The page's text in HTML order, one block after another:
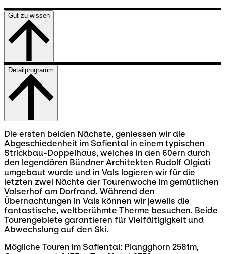
Gut zu wissen
Detailprogramm
Die ersten beiden Nächste, geniessen wir die
Abgeschiedenheit im Safiental in einem typischen
Strickbau-Doppelhaus, welches in den 60ern durch
den legendären Bündner Architekten Rudolf Olgiati
umgebaut wurde und in Vals logieren wir für die
letzten zwei Nächte der Tourenwoche im gemütlichen
Valserhof am Dorfrand. Während den
Übernachtungen in Vals können wir jeweils die
fantastische, weltberühmte Therme besuchen. Beide
Tourengebiete garantieren für Vielfältigigkeit und
Abwechslung auf den Ski.
Mögliche Touren im Safiental: Plangghorn 2581m,